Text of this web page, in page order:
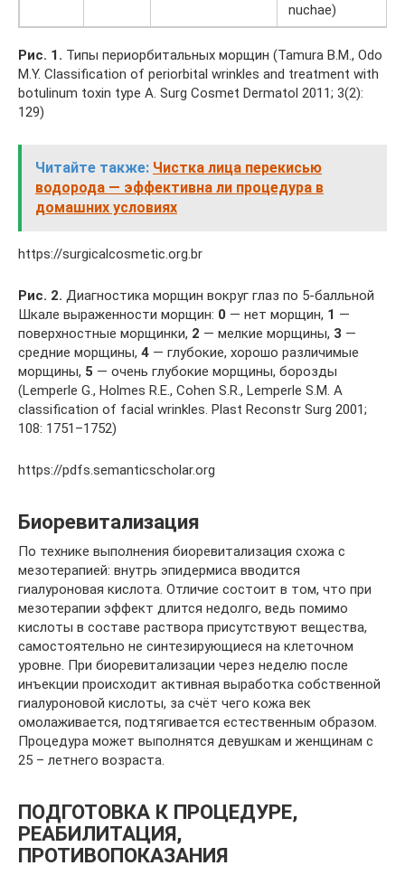
nuchae)
Рис. 1. Типы периорбитальных морщин (Tamura B.M., Odo
M.Y. Classification of periorbital wrinkles and treatment with
botulinum toxin type A. Surg Cosmet Dermatol 2011; 3(2):
129)
Читайте также: Чистка лица перекисью
водорода — эффективна ли процедура в
домашних условиях
https://surgicalcosmetic.org.br
Рис. 2. Диагностика морщин вокруг глаз по 5-балльной
Шкале выраженности морщин: 0 — нет морщин, 1 —
поверхностные морщинки, 2 — мелкие морщины, 3 —
средние морщины, 4 — глубокие, хорошо различимые
морщины, 5 — очень глубокие морщины, борозды
(Lemperle G., Holmes R.E., Cohen S.R., Lemperle S.M. A
classification of facial wrinkles. Plast Reconstr Surg 2001;
108: 1751–1752)
https://pdfs.semanticscholar.org
Биоревитализация
По технике выполнения биоревитализация схожа с
мезотерапией: внутрь эпидермиса вводится
гиалуроновая кислота. Отличие состоит в том, что при
мезотерапии эффект длится недолго, ведь помимо
кислоты в составе раствора присутствуют вещества,
самостоятельно не синтезирующиеся на клеточном
уровне. При биоревитализации через неделю после
инъекции происходит активная выработка собственной
гиалуроновой кислоты, за счёт чего кожа век
омолаживается, подтягивается естественным образом.
Процедура может выполнятся девушкам и женщинам с
25 – летнего возраста.
ПОДГОТОВКА К ПРОЦЕДУРЕ,
РЕАБИЛИТАЦИЯ,
ПРОТИВОПОКАЗАНИЯ